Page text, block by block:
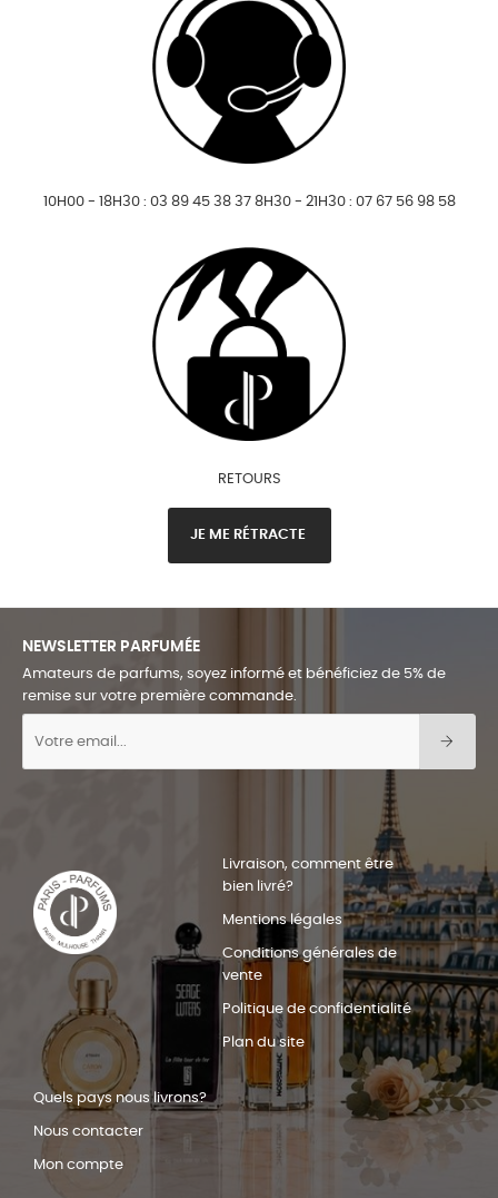
10H00 - 18H30 : 03 89 45 38 37 8H30 - 21H30 : 07 67 56 98 58
RETOURS
JE ME RÉTRACTE
NEWSLETTER PARFUMÉE
Amateurs de parfums, soyez informé et bénéficiez de 5% de
remise sur votre première commande.
Livraison, comment être
bien livré?
Mentions légales
Conditions générales de
vente
Politique de confidentialité
Plan du site
Quels pays nous livrons?
Nous contacter
Mon compte